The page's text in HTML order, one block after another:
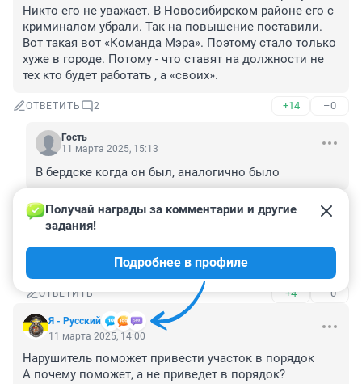
Никто его не уважает. В Новосибирском районе его с
криминалом убрали. Так на повышение поставили.
Вот такая вот «Команда Мэра». Поэтому стало только
хуже в городе. Потому - что ставят на должности не
тех кто будет работать , а «своих».
ОТВЕТИТЬ 2 +14 –0
Гость
11 марта 2025, 15:13
В бердске когда он был, аналогично было
ОТВЕТИТЬ –0
Гость
какой мэр, такая и команда
ОТВЕТИТЬ +4 –0
Я - Русский
Получай награды за комментарии и другие
задания!
Подробнее в профиле
11 марта 2025, 14:00
Нарушитель поможет привести участок в порядок
А почему поможет, а не приведет в порядок?